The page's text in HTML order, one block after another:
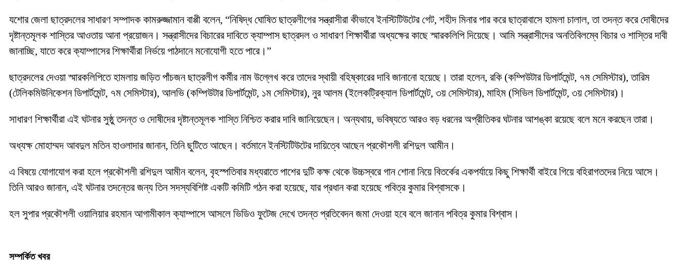
যশোর জেলা ছাত্রদলের সাধারণ সম্পাদক কামরুজ্জামান বাপ্পী বলেন, “নিষিদ্ধ ঘোষিত ছাত্রলীগের সন্ত্রাসীরা কীভাবে ইনস্টিটিউটের গেট, শহীদ মিনার পার করে ছাত্রাবাসে হামলা চালাল, তা তদন্ত করে দোষীদের
দৃষ্টান্তমূলক শাস্তির আওতায় আনা প্রয়োজন। সন্ত্রাসীদের বিচারের দাবিতে ক্যাম্পাস ছাত্রদল ও সাধারণ শিক্ষার্থীরা অধ্যক্ষের কাছে স্মারকলিপি দিয়েছে। আমি সন্ত্রাসীদের অনতিবিলম্বে বিচার ও শাস্তির দাবী
জানাচ্ছি, যাতে করে ক্যাম্পাসের শিক্ষার্থীরা নির্ভয়ে পাঠদানে মনোযোগী হতে পারে।”
ছাত্রদলের দেওয়া স্মারকলিপিতে হামলায় জড়িত পাঁচজন ছাত্রলীগ কর্মীর নাম উল্লেখ করে তাদের স্থায়ী বহিষ্কারের দাবি জানানো হয়েছে। তারা হলেন, রকি (কম্পিউটার ডিপার্টমেন্ট, ৭ম সেমিস্টার), তারিম
(টেলিকমিউনিকেশন ডিপার্টমেন্ট, ৭ম সেমিস্টার), আলভি (কম্পিউটার ডিপার্টমেন্ট, ১ম সেমিস্টার), নুর আলম (ইলেকট্রিক্যাল ডিপার্টমেন্ট, ৩য় সেমিস্টার), মাহিম (সিভিল ডিপার্টমেন্ট, ৩য় সেমিস্টার)।
সাধারণ শিক্ষার্থীরা এই ঘটনার সুষ্ঠু তদন্ত ও দোষীদের দৃষ্টান্তমূলক শাস্তি নিশ্চিত করার দাবি জানিয়েছেন। অন্যথায়, ভবিষ্যতে আরও বড় ধরনের অপ্রীতিকর ঘটনার আশঙ্কা রয়েছে বলে মনে করছেন তারা।
অধ্যক্ষ মোহাম্মদ আবদুল মতিন হাওলাদার জানান, তিনি ছুটিতে আছেন। বর্তমানে ইনস্টিটিউটের দায়িত্বে আছেন প্রকৌশলী রশিদুল আমীন।
এ বিষয়ে যোগাযোগ করা হলে প্রকৌশলী রশিদুল আমীন বলেন, বৃহস্পতিবার মধ্যরাতে পাশের দুটি কক্ষ থেকে উচ্চস্বরে গান শোনা নিয়ে বিতর্কের একপর্যায়ে কিছু শিক্ষার্থী বাইরে গিয়ে বহিরাগতদের নিয়ে আসে।
তিনি আরও জানান, এই ঘটনার তদন্তের জন্য তিন সদস্যবিশিষ্ট একটি কমিটি গঠন করা হয়েছে, যার প্রধান করা হয়েছে পবিত্র কুমার বিশ্বাসকে।
হল সুপার প্রকৌশলী ওয়ালিয়ার রহমান আগামীকাল ক্যাম্পাসে আসলে ভিডিও ফুটেজ দেখে তদন্ত প্রতিবেদন জমা দেওয়া হবে বলে জানান পবিত্র কুমার বিশ্বাস।
সম্পর্কিত খবর